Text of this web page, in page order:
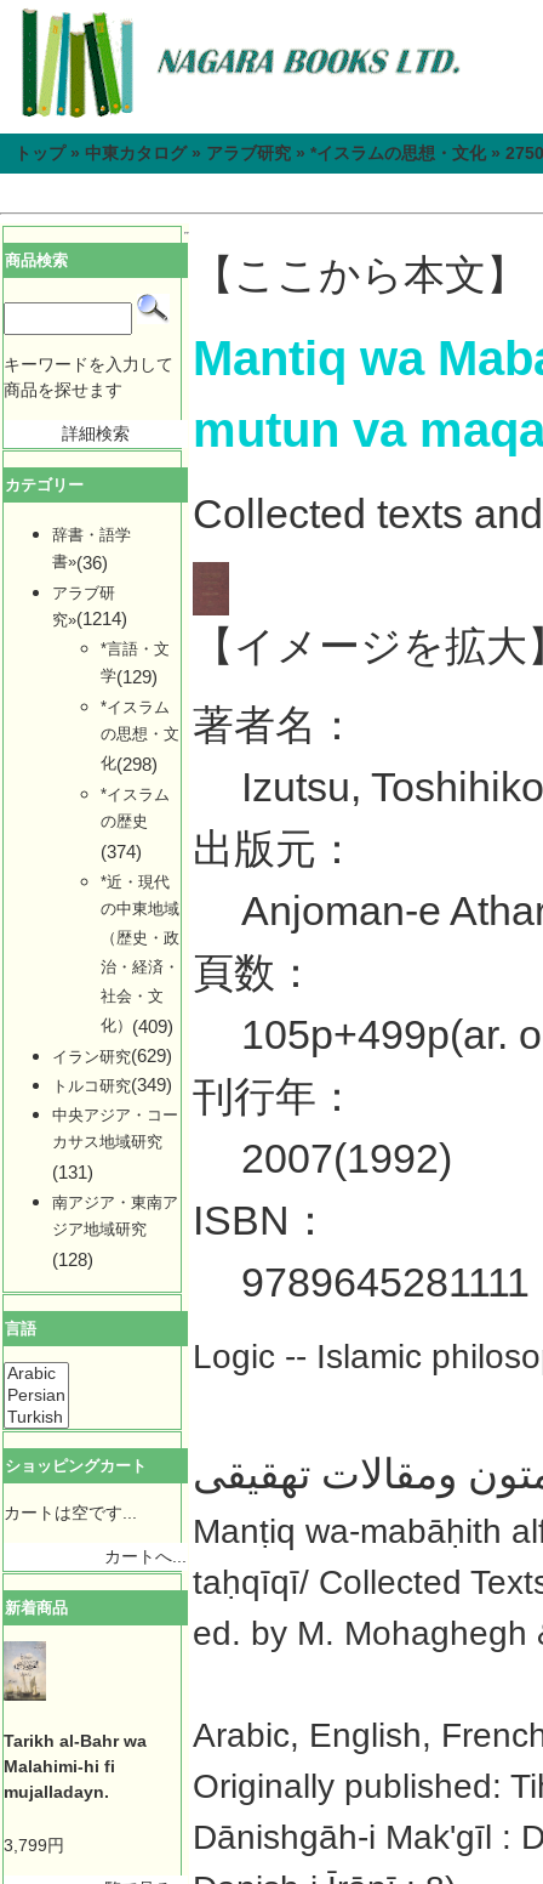
トップ» 中東カタログ» アラブ研究 » *イスラムの思想・文化 »
商品検索
キーワードを入力して
商品を探せます
詳細検索
カテゴリー
辞書・語学
書»(36)
アラブ研
究»(1214)
*言語・文
学(129)
*イスラム
の思想・文
化(298)
*イスラム
の歴史
(374)
*近・現代
の中東地域
（歴史・政
治・経済・
社会・文
化） (409)
イラン研究(629)
トルコ研究(349)
中央アジア・コー
カサス地域研究
(131)
南アジア・東南ア
ジア地域研究
(128)
言語
ショッピングカート
カートは空です...
カートへ...
新着商品
Tarikh al-Bahr wa
Malahimi-hi fi
mujalladayn.
3,799円
【ここから本文】
Mantiq wa
mutun va
Collected texts
【イメージを拡大
著者名：
Izutsu,
出版元：
Anjoman-e
頁数：
105p+499p(ar.
刊行年：
2007(1992)
ISBN：
9789645281111
Logic -- Islamic
ومقالات تهقيقى
Manṭiq wa-mabāḥith
taḥqīqī/ Collected
ed. by M. Mohaghegh
Arabic, English,
Originally published:
Dānishgāh-i Makʹgīl :